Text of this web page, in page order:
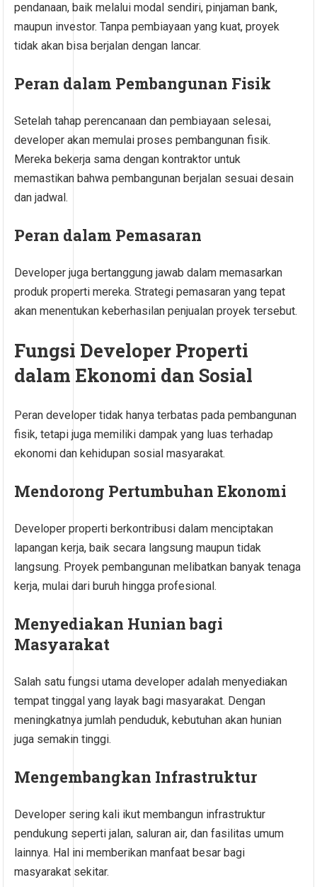
pendanaan, baik melalui modal sendiri, pinjaman bank,
maupun investor. Tanpa pembiayaan yang kuat, proyek
tidak akan bisa berjalan dengan lancar.
Peran dalam Pembangunan Fisik
Setelah tahap perencanaan dan pembiayaan selesai,
developer akan memulai proses pembangunan fisik.
Mereka bekerja sama dengan kontraktor untuk
memastikan bahwa pembangunan berjalan sesuai desain
dan jadwal.
Peran dalam Pemasaran
Developer juga bertanggung jawab dalam memasarkan
produk properti mereka. Strategi pemasaran yang tepat
akan menentukan keberhasilan penjualan proyek tersebut.
Fungsi Developer Properti
dalam Ekonomi dan Sosial
Peran developer tidak hanya terbatas pada pembangunan
fisik, tetapi juga memiliki dampak yang luas terhadap
ekonomi dan kehidupan sosial masyarakat.
Mendorong Pertumbuhan Ekonomi
Developer properti berkontribusi dalam menciptakan
lapangan kerja, baik secara langsung maupun tidak
langsung. Proyek pembangunan melibatkan banyak tenaga
kerja, mulai dari buruh hingga profesional.
Menyediakan Hunian bagi
Masyarakat
Salah satu fungsi utama developer adalah menyediakan
tempat tinggal yang layak bagi masyarakat. Dengan
meningkatnya jumlah penduduk, kebutuhan akan hunian
juga semakin tinggi.
Mengembangkan Infrastruktur
Developer sering kali ikut membangun infrastruktur
pendukung seperti jalan, saluran air, dan fasilitas umum
lainnya. Hal ini memberikan manfaat besar bagi
masyarakat sekitar.